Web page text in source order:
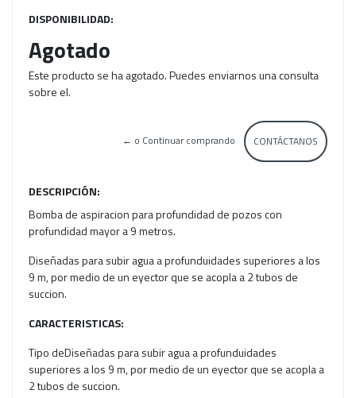
DISPONIBILIDAD:
Agotado
Este producto se ha agotado. Puedes enviarnos una consulta
sobre el.
CONTÁCTANOS
← o Continuar comprando
DESCRIPCIÓN:
Bomba de aspiracion para profundidad de pozos con
profundidad mayor a 9 metros.
Diseñadas para subir agua a profunduidades superiores a los
9 m, por medio de un eyector que se acopla a 2 tubos de
succion.
CARACTERISTICAS:
Tipo deDiseñadas para subir agua a profunduidades
superiores a los 9 m, por medio de un eyector que se acopla a
2 tubos de succion.